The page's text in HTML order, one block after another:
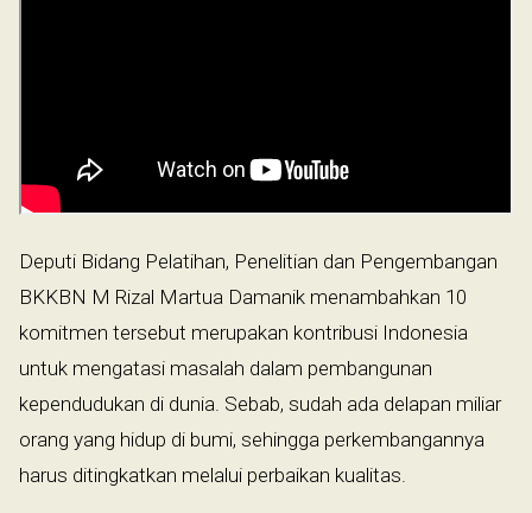
Deputi Bidang Pelatihan, Penelitian dan Pengembangan
BKKBN M Rizal Martua Damanik menambahkan 10
komitmen tersebut merupakan kontribusi Indonesia
untuk mengatasi masalah dalam pembangunan
kependudukan di dunia. Sebab, sudah ada delapan miliar
orang yang hidup di bumi, sehingga perkembangannya
harus ditingkatkan melalui perbaikan kualitas.